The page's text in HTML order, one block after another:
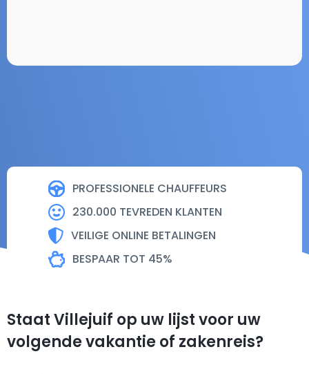
PROFESSIONELE CHAUFFEURS
230.000 TEVREDEN KLANTEN
VEILIGE ONLINE BETALINGEN
BESPAAR TOT 45%
Staat Villejuif op uw lijst voor uw
volgende vakantie of zakenreis?